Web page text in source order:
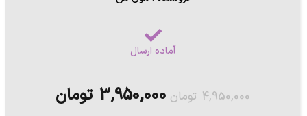
آماده ارسال
4,950,000 تومان 3,950,000 تومان